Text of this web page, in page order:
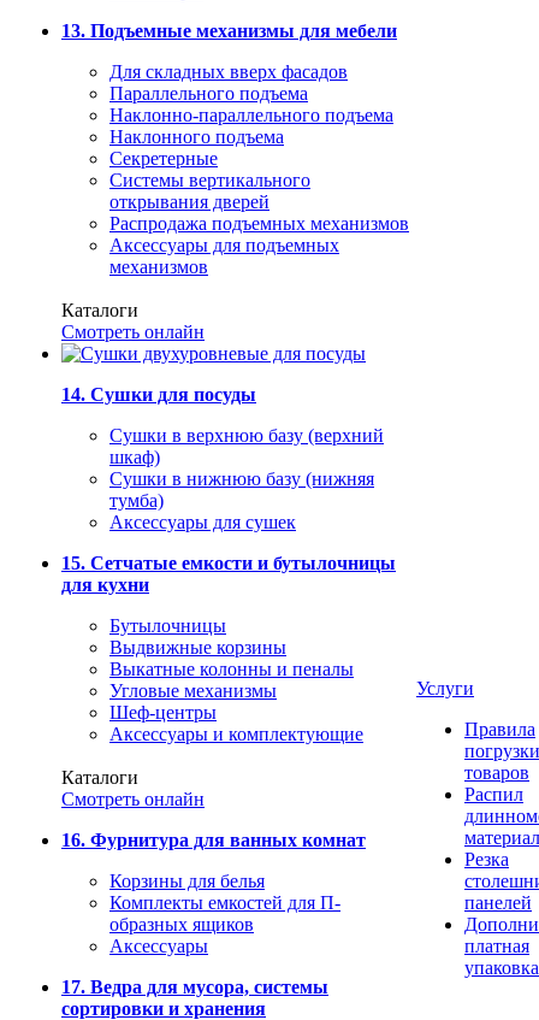
13. Подъемные механизмы для мебели
Для складных вверх фасадов
Параллельного подъема
Наклонно-параллельного подъема
Наклонного подъема
Секретерные
Системы вертикального
открывания дверей
Распродажа подъемных механизмов
Аксессуары для подъемных
механизмов
Каталоги
Смотреть онлайн
14. Сушки для посуды
Сушки в верхнюю базу (верхний
шкаф)
Сушки в нижнюю базу (нижняя
тумба)
Аксессуары для сушек
15. Сетчатые емкости и бутылочницы
для кухни
Бутылочницы
Выдвижные корзины
Выкатные колонны и пеналы
Угловые механизмы
Шеф-центры
Аксессуары и комплектующие
Каталоги
Смотреть онлайн
16. Фурнитура для ванных комнат
Корзины для белья
Комплекты емкостей для П-
образных ящиков
Аксессуары
17. Ведра для мусора, системы
сортировки и хранения
Услуги
Правила
погрузки
товаров
Распил
Резка
панелей
платная
упаковка